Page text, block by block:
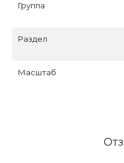
Группа
Раздел
Масштаб